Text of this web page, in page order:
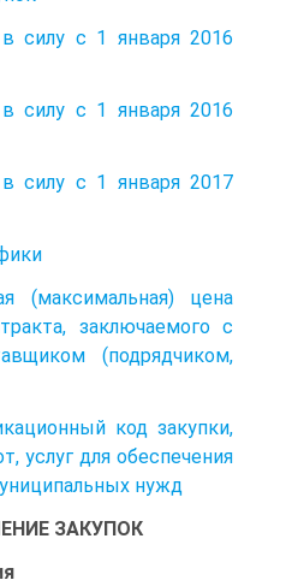
силу с 1 января 2016
силу с 1 января 2016
силу с 1 января 2017
(максимальная) цена
заключаемого с
(подрядчиком,
код закупки,
услуг для обеспечения
нужд
ЗАКУПОК